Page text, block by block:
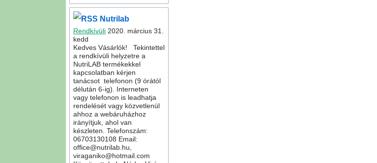
Nutrilab
Rendkívüli 2020. március 31.
kedd
Kedves Vásárlók! Tekintettel
a rendkívüli helyzetre a
NutriLAB termékekkel
kapcsolatban kérjen
tanácsot telefonon (9 órától
délután 6-ig). Interneten
vagy telefonon is leadhatja
rendelését vagy közvetlenül
ahhoz a webáruházhoz
irányítjuk, ahol van
készleten. Telefonszám:
06703130108 Email:
office@nutrilab.hu,
viraganiko@hotmail.com